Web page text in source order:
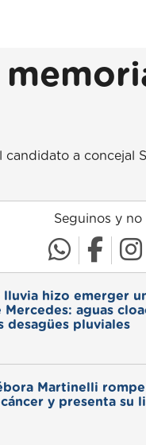
a concejal
Seguinos y
lluvia hizo emerger
Mercedes: aguas
desagües pluviales
Martinelli
y presenta su